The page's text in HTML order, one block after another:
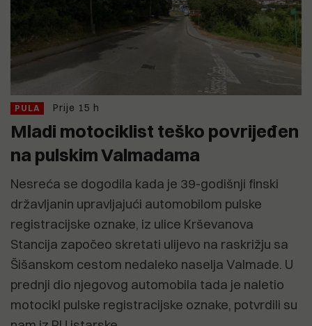
PULA Prije 15 h
Mladi motociklist teško povrijeđen
na pulskim Valmadama
Nesreća se dogodila kada je 39-godišnji finski
državljanin upravljajući automobilom pulske
registracijske oznake, iz ulice Krševanova
Stancija započeo skretati ulijevo na raskrižju sa
Šišanskom cestom nedaleko naselja Valmade. U
prednji dio njegovog automobila tada je naletio
motocikl pulske registracijske oznake, potvrdili su